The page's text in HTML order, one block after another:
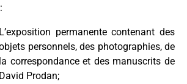
L’exposition permanente contenant des
personnels, des photographies, de
la correspondance et des manuscrits de
David Prodan;